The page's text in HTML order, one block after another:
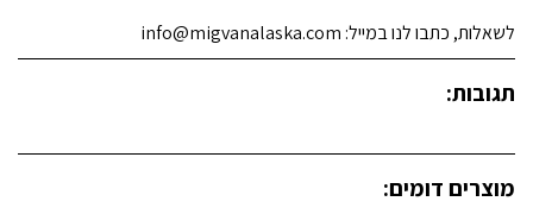
לשאלות, כתבו לנו במייל: info@migvanalaska.com
תגובות:
מוצרים דומים: